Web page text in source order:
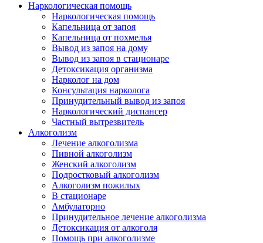
Наркологическая помощь
Наркологическая помощь
Капельница от запоя
Капельница от похмелья
Вывод из запоя на дому
Вывод из запоя в стационаре
Детоксикация организма
Нарколог на дом
Консультация нарколога
Принудительный вывод из запоя
Наркологический диспансер
Частный вытрезвитель
Алкоголизм
Лечение алкоголизма
Пивной алкоголизм
Женский алкоголизм
Подростковый алкоголизм
Алкоголизм пожилых
В стационаре
Амбулаторно
Принудительное лечение алкоголизма
Детоксикация от алкоголя
Помощь при алкоголизме